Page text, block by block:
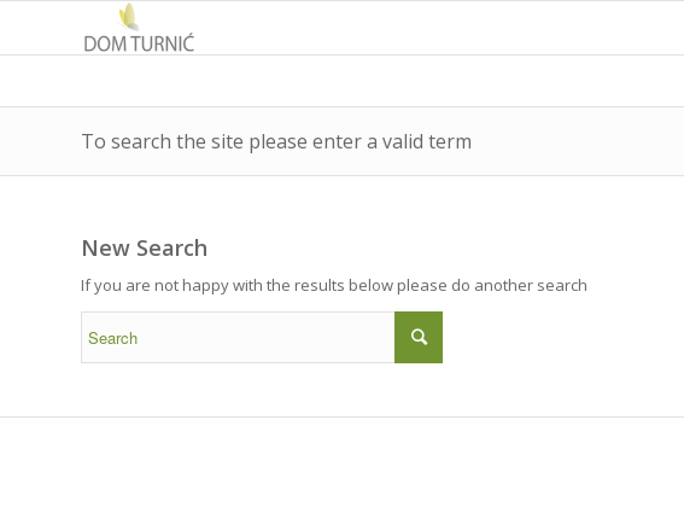
To search the site please enter a valid term
New Search
If you are not happy with the results below please do another search